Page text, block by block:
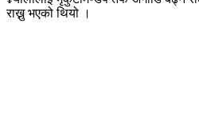
राख्नु भएको थियो ।